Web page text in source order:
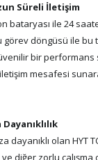
Süreli İletişim
bataryası ile 24
görev döngüsü ile bu
bir performans
iletişim mesafesi
dayanıklı olan HYT
diğer zorlu çalışma